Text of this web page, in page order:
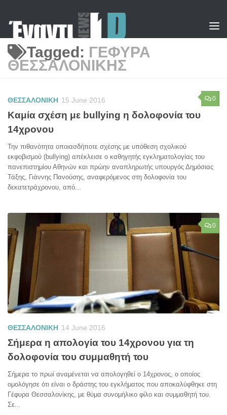
Tagged: ΓΕΦΥΡΑ
ΘΕΣΣΑΛΟΝΙΚΗΣ
0
ΘΕΣΣΑΛΟΝΙΚΗ 15 June 2016
Καμία σχέση με bullying η δολοφονία του
14χρονου
Την πιθανότητα οποιασδήποτε σχέσης με υπόθεση σχολικού
εκφοβισμού (bullying) απέκλεισε ο καθηγητής εγκληματολογίας του
πανεπιστημίου Αθηνών και πρώην αναπληρωτής υπουργός Δημόσιας
Τάξης, Γιάννης Πανούσης, αναφερόμενος στη δολοφονία του
δεκατετράχρονου, από...
0
ΘΕΣΣΑΛΟΝΙΚΗ 14 June 2016
Σήμερα η απολογία του 14χρονου για τη
δολοφονία του συμμαθητή του
Σήμερα το πρωί αναμένεται να απολογηθεί ο 14χρονος, ο οποίος
ομολόγησε ότι είναι ο δράστης του εγκλήματος που αποκαλύφθηκε στη
Γέφυρα Θεσσαλονίκης, με θύμα συνομήλικο φίλο και συμμαθητή του.
Σε...